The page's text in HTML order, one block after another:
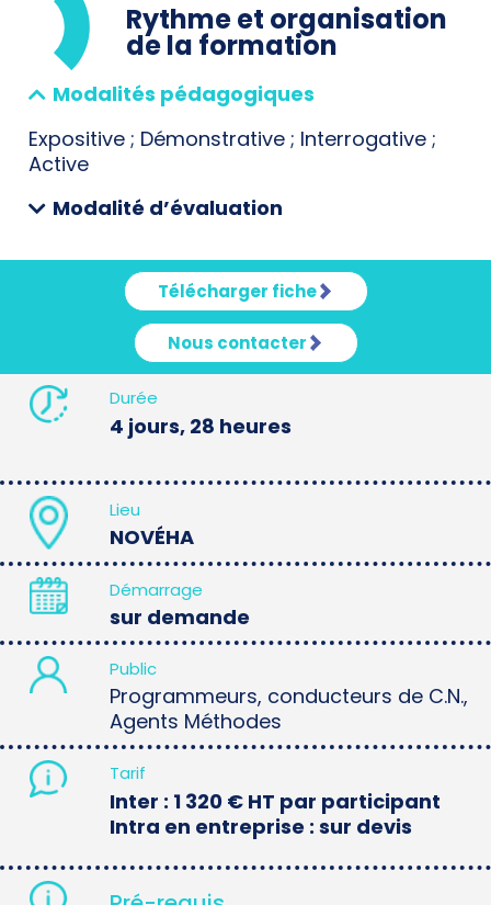
Rythme et organisation
de la formation
Modalités pédagogiques
Expositive ; Démonstrative ; Interrogative ;
Active
Modalité d’évaluation
Télécharger fiche
Nous contacter
Durée
4 jours, 28 heures
Lieu
NOVÉHA
Démarrage
sur demande
Public
Programmeurs, conducteurs de C.N.,
Agents Méthodes
Tarif
Inter : 1 320 € HT par participant
Intra en entreprise : sur devis